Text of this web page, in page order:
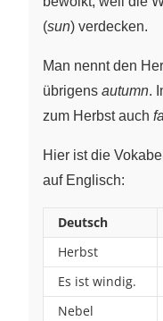
(sun) verdecken.
Man nennt den
übrigens autumn.
zum Herbst auch
Hier ist die
auf Englisch:
Deutsch
Herbst
Es ist windig.
Nebel